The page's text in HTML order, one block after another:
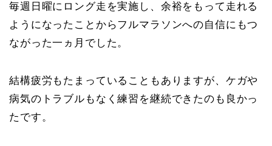
毎週日曜にロング走を実施し、余裕をもって走れる
ようになったことからフルマラソンへの自信にもつ
ながった一ヵ月でした。
結構疲労もたまっていることもありますが、ケガや
病気のトラブルもなく練習を継続できたのも良かっ
たです。